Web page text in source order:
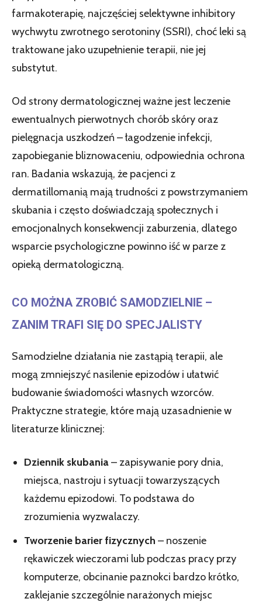
farmakoterapię, najczęściej selektywne inhibitory
wychwytu zwrotnego serotoniny (SSRI), choć leki są
traktowane jako uzupełnienie terapii, nie jej
substytut.
Od strony dermatologicznej ważne jest leczenie
ewentualnych pierwotnych chorób skóry oraz
pielęgnacja uszkodzeń – łagodzenie infekcji,
zapobieganie bliznowaceniu, odpowiednia ochrona
ran. Badania wskazują, że pacjenci z
dermatillomanią mają trudności z powstrzymaniem
skubania i często doświadczają społecznych i
emocjonalnych konsekwencji zaburzenia, dlatego
wsparcie psychologiczne powinno iść w parze z
opieką dermatologiczną.
CO MOŻNA ZROBIĆ SAMODZIELNIE –
ZANIM TRAFI SIĘ DO SPECJALISTY
Samodzielne działania nie zastąpią terapii, ale
mogą zmniejszyć nasilenie epizodów i ułatwić
budowanie świadomości własnych wzorców.
Praktyczne strategie, które mają uzasadnienie w
literaturze klinicznej:
Dziennik skubania– zapisywanie pory dnia,
miejsca, nastroju i sytuacji towarzyszących
każdemu epizodowi. To podstawa do
zrozumienia wyzwalaczy.
Tworzenie barier fizycznych – noszenie
rękawiczek wieczorami lub podczas pracy przy
komputerze, obcinanie paznokci bardzo krótko,
zaklejanie szczególnie narażonych miejsc